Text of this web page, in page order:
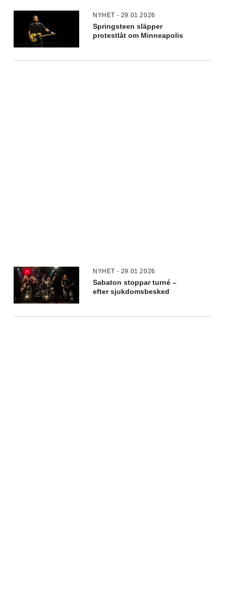
NYHET - 29.01.2026
Springsteen släpper
protestlåt om Minneapolis
NYHET - 29.01.2026
Sabaton stoppar turné –
efter sjukdomsbesked